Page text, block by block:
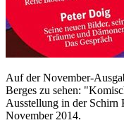
Auf der November-
Berges zu sehen:
Ausstellung in der Schirn
November 2014.